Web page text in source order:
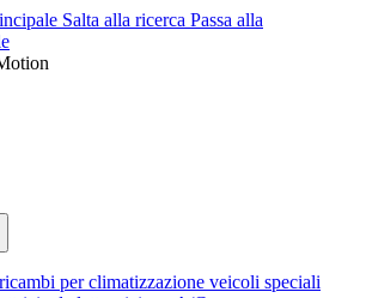
Salta alla ricerca Passa alla
per climatizzazione veicoli speciali